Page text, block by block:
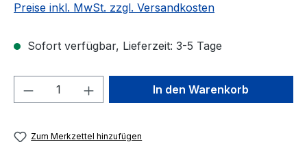
Preise inkl. MwSt. zzgl. Versandkosten
Sofort verfügbar, Lieferzeit: 3-5 Tage
Produkt Anzahl: Gib denIn den Warenkorb
Zum Merkzettel hinzufügen